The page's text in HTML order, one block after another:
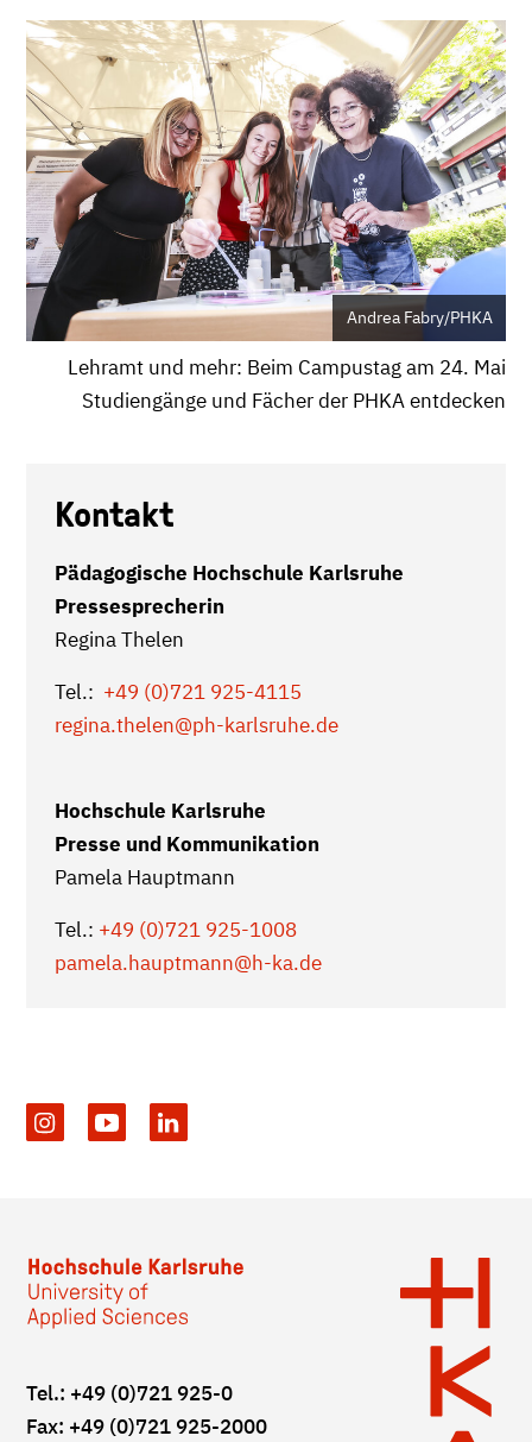
Andrea Fabry/PHKA
Lehramt und mehr: Beim Campustag am 24. Mai
Studiengänge und Fächer der PHKA entdecken
Kontakt
Pädagogische Hochschule Karlsruhe
Pressesprecherin
Regina Thelen
Tel.: +49 (0)721 925-4115
regina.thelen@ph-karlsruhe.de
Hochschule Karlsruhe
Presse und Kommunikation
Pamela Hauptmann
Tel.: +49 (0)721 925-1008
pamela.hauptmann@h-ka.de
Tel.: +49 (0)721 925-0
Fax: +49 (0)721 925-2000